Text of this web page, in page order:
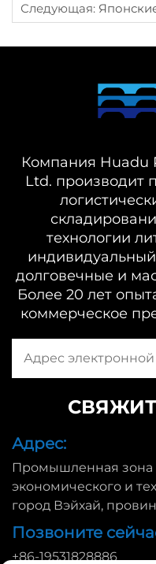
Следующая: Японские Клиенты Посетили
Компания Huadu
Ltd. производит
технологии
долговечные и
Более 20 лет
коммерческое
Адрес:
Промышленная зона
экономического и
город Вэйхай,
Позвоните
+86-19531828886